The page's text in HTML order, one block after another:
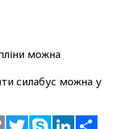
можна
силабус можна у